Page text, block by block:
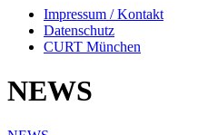
Impressum / Kontakt
Datenschutz
CURT München
NEWS